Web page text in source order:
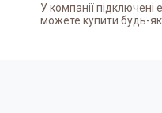
У компанії підключені
можете купити будь-